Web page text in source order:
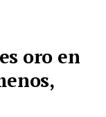
oro en